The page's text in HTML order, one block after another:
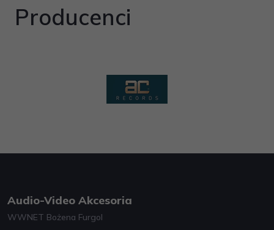
Producenci
Audio-Video Akcesoria
WWNET Bożena Furgol